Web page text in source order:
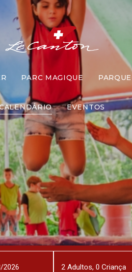
PARC MAGIQUE
EVENTOS
de
2Adultos, 0 Criança